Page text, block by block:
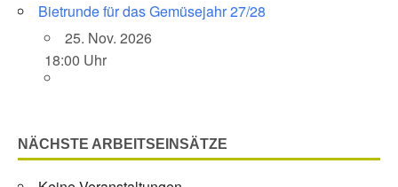
Bietrunde für das Gemüsejahr 27/28
25. Nov. 2026
18:00 Uhr
NÄCHSTE ARBEITSEINSÄTZE